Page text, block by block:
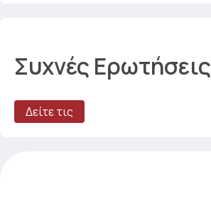
Συχνές Ερωτήσεις
Δείτε τις